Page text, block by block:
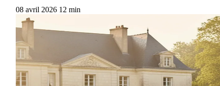
08 avril 2026 12 min